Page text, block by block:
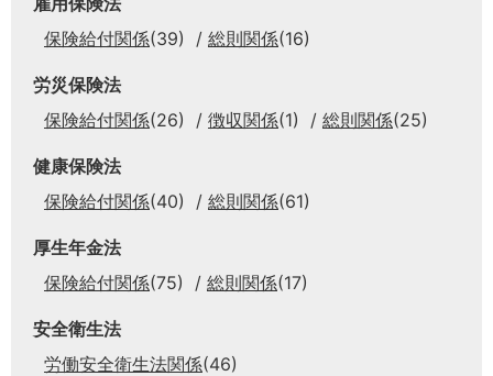
保険給付関係(39) 総則関係(16)
労災保険法
保険給付関係(26) 徴収関係(1) 総則関係(25)
健康保険法
保険給付関係(40) 総則関係(61)
厚生年金法
保険給付関係(75) 総則関係(17)
安全衛生法
労働安全衛生法関係(46)